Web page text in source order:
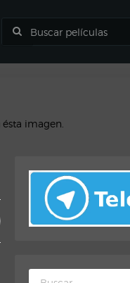
ésta imagen.
Buscar: